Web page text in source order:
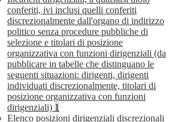
conferiti, ivi inclusi quelli conferiti
discrezionalmente dall'organo di indirizzo
politico senza procedure pubbliche di
selezione e titolari di posizione
organizzativa con funzioni dirigenziali (da
pubblicare in tabelle che distinguano le
seguenti situazioni: dirigenti, dirigenti
individuati discrezionalmente, titolari di
posizione organizzativa con funzioni
dirigenziali) 1
Elenco posizioni dirigenziali discrezionali